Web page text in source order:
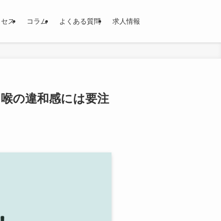
ス コラム よくある質問 求人情報
の違和感には要注